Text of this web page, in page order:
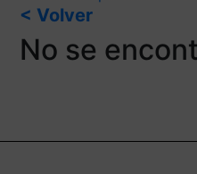
< Volver
No se